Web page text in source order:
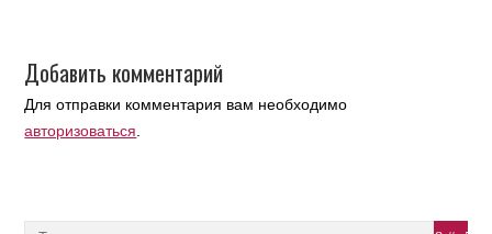
Добавить комментарий
Для отправки комментария вам необходимо
авторизоваться